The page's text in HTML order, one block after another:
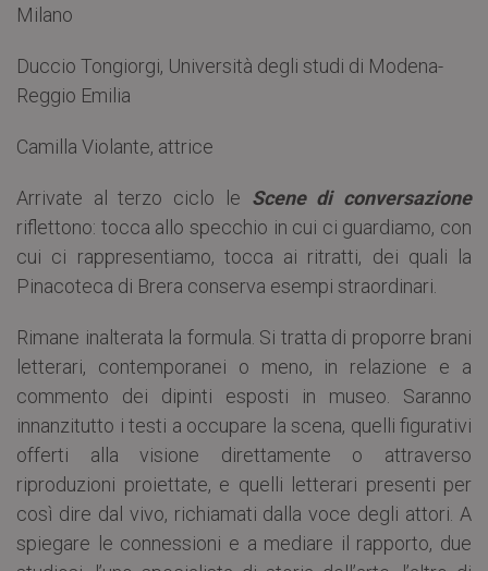
Milano
Duccio Tongiorgi, Università degli studi di Modena-
Reggio Emilia
Camilla Violante, attrice
Arrivate al terzo ciclo le Scene di conversazione
riflettono: tocca allo specchio in cui ci guardiamo, con
cui ci rappresentiamo, tocca ai ritratti, dei quali la
Pinacoteca di Brera conserva esempi straordinari.
Rimane inalterata la formula. Si tratta di proporre brani
letterari, contemporanei o meno, in relazione e a
commento dei dipinti esposti in museo. Saranno
innanzitutto i testi a occupare la scena, quelli figurativi
offerti alla visione direttamente o attraverso
riproduzioni proiettate, e quelli letterari presenti per
così dire dal vivo, richiamati dalla voce degli attori. A
spiegare le connessioni e a mediare il rapporto, due